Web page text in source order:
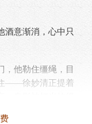
意渐消，心中只
他勒住缰绳，目
——徐妙清正提着